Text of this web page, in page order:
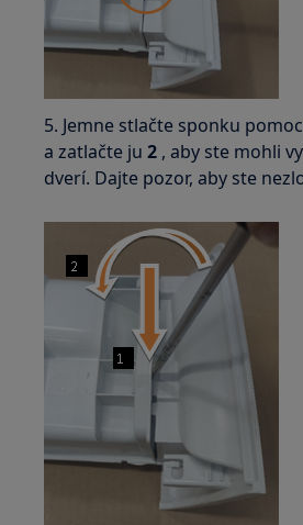
5. Jemne stlačte sponku
a zatlačte ju2 , aby ste mohli
dverí. Dajte pozor, aby ste